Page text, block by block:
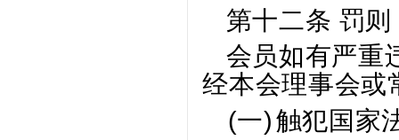
第十二条 罚则
会员如有严重
经本会理事会或
(一)触犯国家